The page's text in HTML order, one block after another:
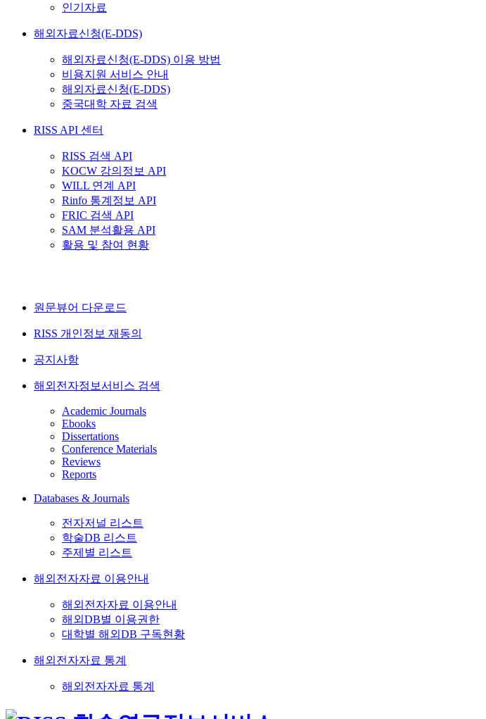
인기자료
해외자료신청(E-DDS)
해외자료신청(E-DDS) 이용 방법
비용지원 서비스 안내
해외자료신청(E-DDS)
중국대학 자료 검색
RISS API 센터
RISS 검색 API
KOCW 강의정보 API
WILL 연계 API
Rinfo 통계정보 API
FRIC 검색 API
SAM 분석활용 API
활용 및 참여 현황
원문뷰어 다운로드
RISS 개인정보 재동의
공지사항
해외전자정보서비스 검색
Academic Journals
Ebooks
Dissertations
Conference Materials
Reviews
Reports
Databases & Journals
전자저널 리스트
학술DB 리스트
주제별 리스트
해외전자자료 이용안내
해외전자자료 이용안내
해외DB별 이용권한
대학별 해외DB 구독현황
해외전자자료 통계
해외전자자료 통계